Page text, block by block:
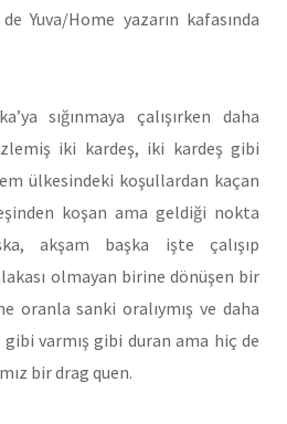
Yuva/Home yazarın kafasında
sığınmaya çalışırken daha
iki kardeş, iki kardeş gibi
ülkesindeki koşullardan kaçan
koşan ama geldiği nokta
akşam başka işte çalışıp
olmayan birine dönüşen bir
oranla sanki oralıymış ve daha
varmış gibi duran ama hiç de
bir drag quen.